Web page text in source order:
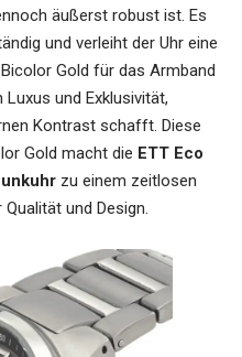
äußerst robust ist. Es
und verleiht der Uhr eine
Gold für das Armband
und Exklusivität,
Kontrast schafft. Diese
Gold macht die ETT Eco
zu einem zeitlosen
und Design.